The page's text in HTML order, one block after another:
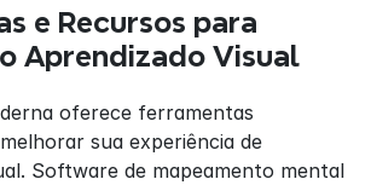
e Recursos para
Aprendizado Visual
oferece ferramentas
sua experiência de
Software de mapeamento mental